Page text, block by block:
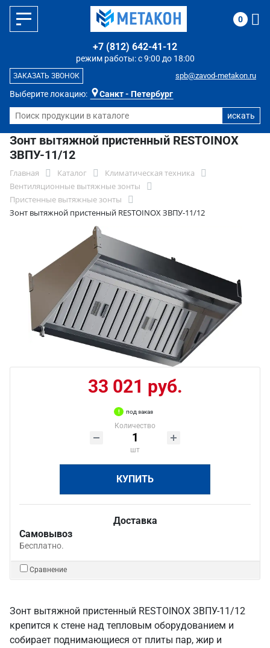
Выберите локацию: Санкт - Петербург
режим работы: с 9:00 до 18:00
+7 (812) 642-41-12
spb@zavod-metakon.ru
ЗАКАЗАТЬ ЗВОНОК
0
Зонт вытяжной пристенный RESTOINOX
ЗВПУ-11/12
Главная Каталог
Климатическая техника
Вентиляционные вытяжные зонты
Пристенные вытяжные зонты
Зонт вытяжной пристенный RESTOINOX ЗВПУ-11/12
33 021 руб.
под заказ
Количество
шт
КУПИТЬ
Доставка
Самовывоз
Бесплатно.
Сравнение
Зонт вытяжной пристенный RESTOINOX ЗВПУ-11/12
крепится к стене над тепловым оборудованием и
собирает поднимающиеся от плиты пар, жир и